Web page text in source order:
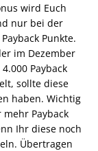
wird Euch
nur bei der
Punkte.
im Dezember
Payback
sollte diese
haben. Wichtig
Payback
Ihr diese noch
Übertragen